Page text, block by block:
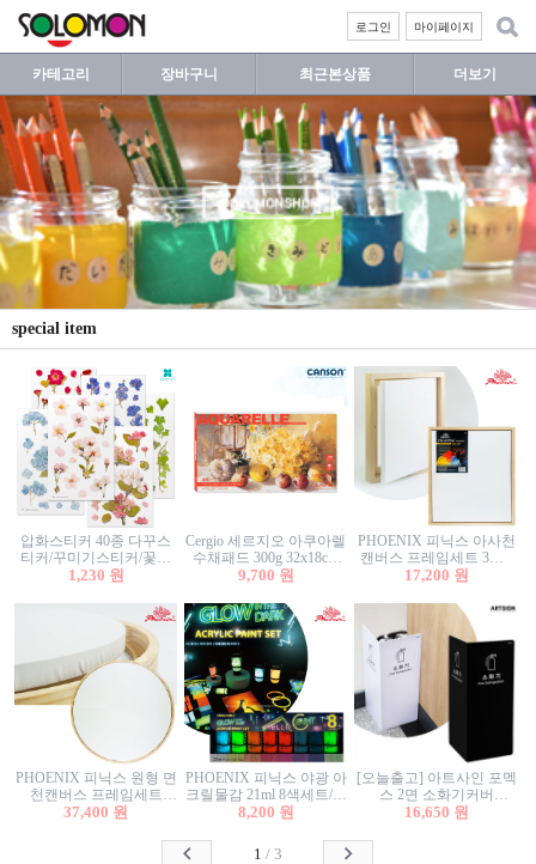
마이페이지
로그인
카테고리 장바구니 최근본상품 더보기
special item
압화스티커 40종 다꾸스
티커/꾸미기스티커/꽃스
티커/압화꽃책갈피/팬시
1,230 원
Cergio 세르지오 아쿠아렐
수채패드 300g 32x18cm
12매 1면제본
9,700 원
PHOENIX 피닉스 아사천
캔버스 프레임세트 3호F
27.3x22cm 캔버스와 올림
17,200 원
PHOENIX 피닉스 원형 면
천캔버스 프레임세트
40cm/원형캔버스/플로팅
37,400 원
PHOENIX 피닉스 야광 아
크릴물감 21ml 8색세트/야
광물감
8,200 원
[오늘출고] 아트사인 포멕
스 2면 소화기커버
1470/1471/소화기커버/소
함/소화기거치대/소화기
16,650 원
1 / 3